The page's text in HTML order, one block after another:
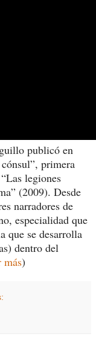
publicó en
primera
legiones
(2009). Desde
narradores de
especialidad que
que se desarrolla
dentro del
más)